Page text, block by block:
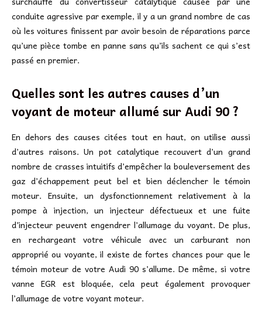
conduite agressive par exemple, il y a un grand nombre de cas
où les voitures finissent par avoir besoin de réparations parce
qu’une pièce tombe en panne sans qu’ils sachent ce qui s’est
passé en premier.
Quelles sont les autres causes d’un
voyant de moteur allumé sur Audi 90 ?
En dehors des causes citées tout en haut, on utilise aussi
d’autres raisons. Un pot catalytique recouvert d’un grand
nombre de crasses intuitifs d’empêcher la bouleversement des
gaz d’échappement peut bel et bien déclencher le témoin
moteur. Ensuite, un dysfonctionnement relativement à la
pompe à injection, un injecteur défectueux et une fuite
d’injecteur peuvent engendrer l’allumage du voyant. De plus,
en rechargeant votre véhicule avec un carburant non
approprié ou voyante, il existe de fortes chances pour que le
témoin moteur de votre Audi 90 s’allume. De même, si votre
vanne EGR est bloquée, cela peut également provoquer
l’allumage de votre voyant moteur.